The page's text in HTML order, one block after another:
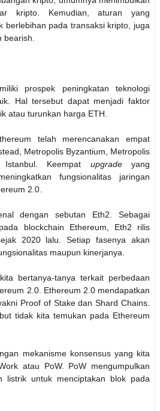
kripto. Kemudian, aturan yang
berlebihan pada transaksi kripto, juga
bearish.
prospek peningkatan teknologi
Hal tersebut dapat menjadi faktor
atau turunkan harga ETH.
telah merencanakan empat
Metropolis Byzantium, Metropolis
Istanbul. Keempat upgradeyang
fungsionalitas jaringan
2.0.
dengan sebutan Eth2. Sebagai
blockchain Ethereum, Eth2 rilis
2020 lalu. Setiap fasenya akan
maupun kinerjanya.
bertanya-tanya terkait perbedaan
2.0. Ethereum 2.0 mendapatkan
Proof of Stake dan Shard Chains.
tidak kita temukan pada Ethereum
mekanisme konsensus yang kita
atau PoW. PoW mengumpulkan
listrik untuk menciptakan blok pada